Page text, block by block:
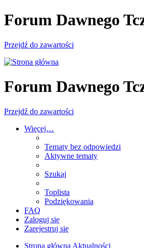
Forum Dawnego
Przejdź do zawartości
Forum Dawnego
Przejdź do zawartości
Więcej…
Tematy bez odpowiedzi
Aktywne tematy
Szukaj
Toplista
Podziękowania
FAQ
Zaloguj się
Zarejestruj się
Strona główna Aktualności